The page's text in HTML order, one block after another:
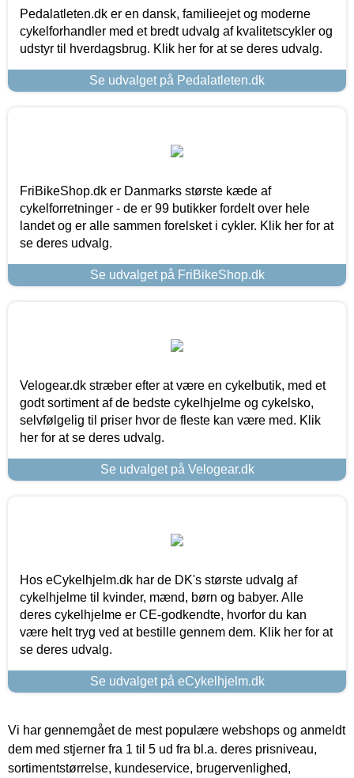
Pedalatleten.dk er en dansk, familieejet og moderne
cykelforhandler med et bredt udvalg af kvalitetscykler og
udstyr til hverdagsbrug. Klik her for at se deres udvalg.
Se udvalget på Pedalatleten.dk
FriBikeShop.dk er Danmarks største kæde af
cykelforretninger - de er 99 butikker fordelt over hele
landet og er alle sammen forelsket i cykler. Klik her for at
se deres udvalg.
Se udvalget på FriBikeShop.dk
Velogear.dk stræber efter at være en cykelbutik, med et
godt sortiment af de bedste cykelhjelme og cykelsko,
selvfølgelig til priser hvor de fleste kan være med. Klik
her for at se deres udvalg.
Se udvalget på Velogear.dk
Hos eCykelhjelm.dk har de DK's største udvalg af
cykelhjelme til kvinder, mænd, børn og babyer. Alle
deres cykelhjelme er CE-godkendte, hvorfor du kan
være helt tryg ved at bestille gennem dem. Klik her for at
se deres udvalg.
Se udvalget på eCykelhjelm.dk
Vi har gennemgået de mest populære webshops og anmeldt
dem med stjerner fra 1 til 5 ud fra bl.a. deres prisniveau,
sortimentstørrelse, kundeservice, brugervenlighed,